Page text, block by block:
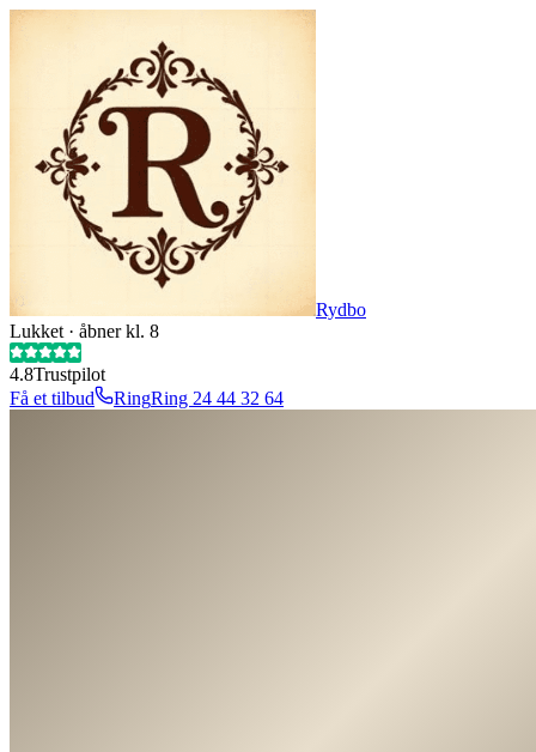
Rydbo
Lukket · åbner kl. 8
4.8Trustpilot
Få et tilbud
RingRing 24 44 32 64